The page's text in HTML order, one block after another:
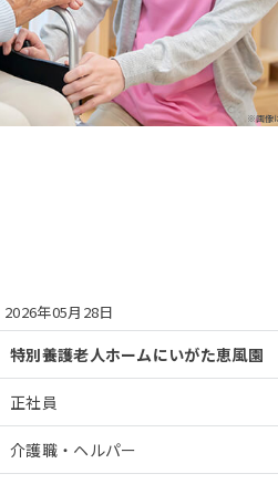
※画像
2026年05月28日
特別養護老人ホームにいがた恵風園
正社員
介護職・ヘルパー